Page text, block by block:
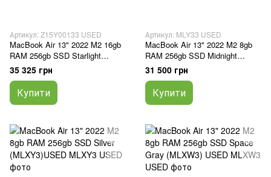
Артикул: Z15Y00133 USED
MacBook Air 13" 2022 M2 16gb
RAM 256gb SSD Starlight
(Z15Y00133) USED
35 325 грн
Купити
Артикул: MLY33 USED
MacBook Air 13" 2022 M2 8gb
RAM 256gb SSD Midnight
(MLY33) USED
31 500 грн
Купити